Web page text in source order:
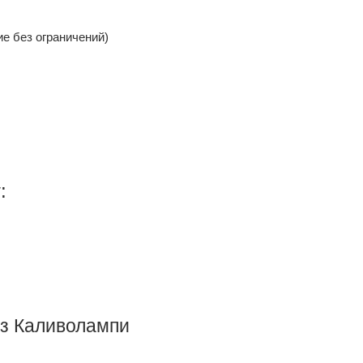
без ограничений)
Каливолампи